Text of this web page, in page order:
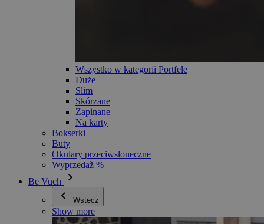
Wszystko w kategorii Portfele
Duże
Slim
Skórzane
Zapinane
Na karty
Bokserki
Buty
Okulary przeciwsłoneczne
Wyprzedaž %
Be Vuch
Wstecz
Show more